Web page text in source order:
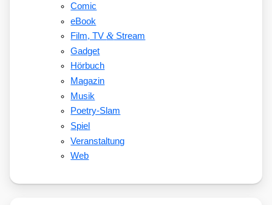
Comic
eBook
Film, TV&Stream
Gadget
Hörbuch
Magazin
Musik
Poetry-Slam
Spiel
Veranstaltung
Web